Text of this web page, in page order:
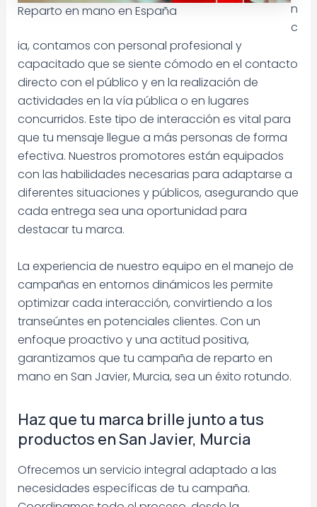
Reparto en mano en España
n
c
ia, contamos con personal profesional y
capacitado que se siente cómodo en el contacto
directo con el público y en la realización de
actividades en la vía pública o en lugares
concurridos. Este tipo de interacción es vital para
que tu mensaje llegue a más personas de forma
efectiva. Nuestros promotores están equipados
con las habilidades necesarias para adaptarse a
diferentes situaciones y públicos, asegurando que
cada entrega sea una oportunidad para
destacar tu marca.
La experiencia de nuestro equipo en el manejo de
campañas en entornos dinámicos les permite
optimizar cada interacción, convirtiendo a los
transeúntes en potenciales clientes. Con un
enfoque proactivo y una actitud positiva,
garantizamos que tu campaña de reparto en
mano en San Javier, Murcia, sea un éxito rotundo.
Haz que tu marca brille junto a tus
productos en San Javier, Murcia
Ofrecemos un servicio integral adaptado a las
necesidades específicas de tu campaña.